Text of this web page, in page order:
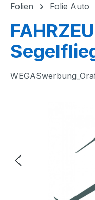
Folien Folie Auto